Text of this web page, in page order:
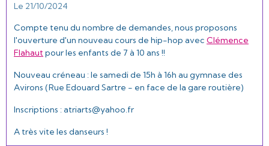
Le 21/10/2024
Compte tenu du nombre de demandes, nous proposons
l'ouverture d'un nouveau cours de hip-hop avec Clémence
Flahautpour les enfants de 7 à 10 ans !!
Nouveau créneau : le samedi de 15h à 16h au gymnase des
Avirons (Rue Edouard Sartre - en face de la gare routière)
Inscriptions : atriarts@yahoo.fr
A très vite les danseurs !